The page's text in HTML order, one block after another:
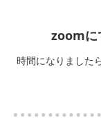
zoomに
時間になりました